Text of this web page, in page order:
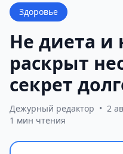
Здоровье
Не диета и
раскрыт
секрет
Дежурный редактор • 2
1 мин чтения